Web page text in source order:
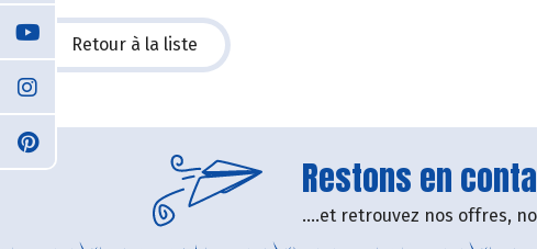
Retour à la liste
Restons en
....et retrouvez nos offres,